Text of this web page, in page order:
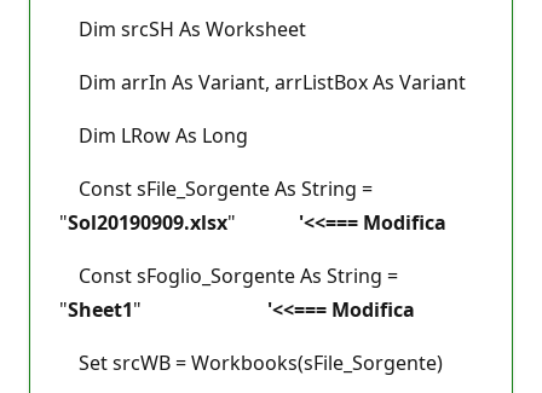
Dim srcSH As Worksheet
Dim arrIn As Variant, arrListBox As Variant
Dim LRow As Long
Const sFile_Sorgente As String =
"Sol20190909.xlsx" '<<=== Modifica
Const sFoglio_Sorgente As String =
"Sheet1" '<<=== Modifica
Set srcWB = Workbooks(sFile_Sorgente)